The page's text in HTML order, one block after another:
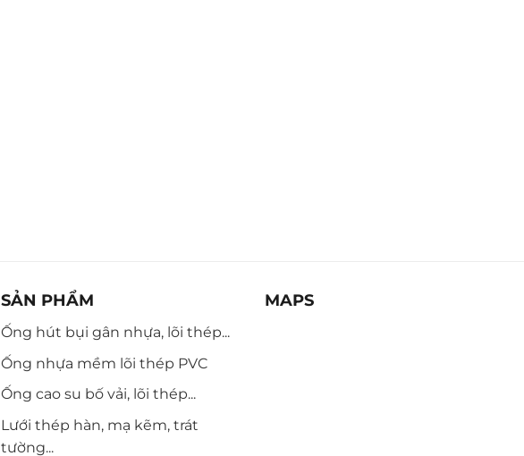
SẢN PHẨM
Ống hút bụi gân nhựa, lõi thép...
Ống nhựa mềm lõi thép PVC
Ống cao su bố vải, lõi thép...
Lưới thép hàn, mạ kẽm, trát
tường...
MAPS